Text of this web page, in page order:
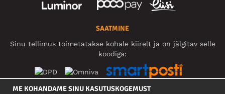
SAATMINE
Sinu tellimus toimetatakse kohale kiirelt ja on jälgitav selle
koodiga:
ME KOHANDAME SINU KASUTUSKOGEMUST